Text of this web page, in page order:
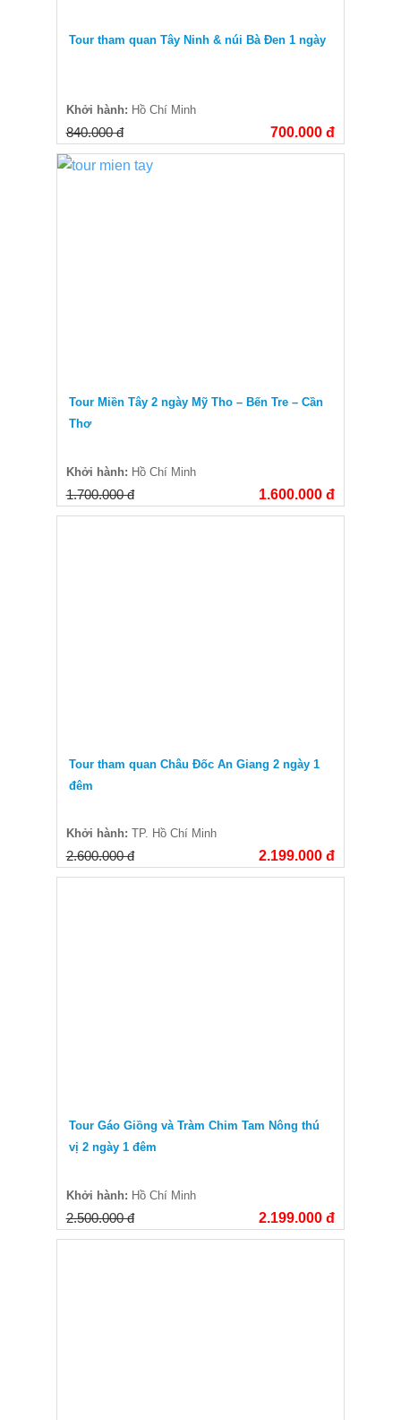
Tour tham quan Tây Ninh & núi Bà Đen 1 ngày
Khởi hành: Hồ Chí Minh
840.000 đ 700.000 đ
Tour Miền Tây 2 ngày Mỹ Tho – Bến Tre – Cần
Thơ
Khởi hành: Hồ Chí Minh
1.700.000 đ 1.600.000 đ
Tour tham quan Châu Đốc An Giang 2 ngày 1
đêm
Khởi hành: TP. Hồ Chí Minh
2.600.000 đ 2.199.000 đ
Tour Gáo Giồng và Tràm Chim Tam Nông thú
vị 2 ngày 1 đêm
Khởi hành: Hồ Chí Minh
2.500.000 đ 2.199.000 đ